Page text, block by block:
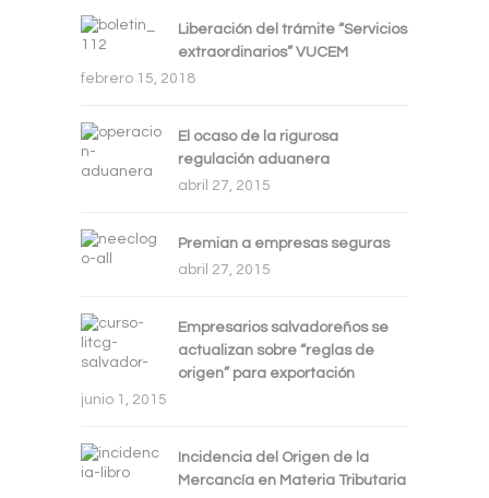
Liberación del trámite “Servicios
extraordinarios” VUCEM
febrero 15, 2018
El ocaso de la rigurosa
regulación aduanera
abril 27, 2015
Premian a empresas seguras
abril 27, 2015
Empresarios salvadoreños se
actualizan sobre “reglas de
origen” para exportación
junio 1, 2015
Incidencia del Origen de la
Mercancía en Materia Tributaria